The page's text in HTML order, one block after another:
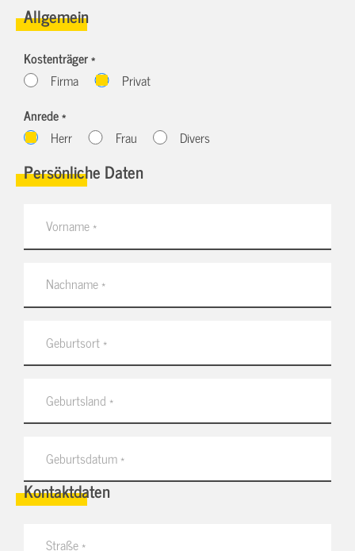
Allgemein
Kostenträger *
Firma
Privat
Anrede *
Herr
Frau Divers
Persönliche Daten
Kontaktdaten